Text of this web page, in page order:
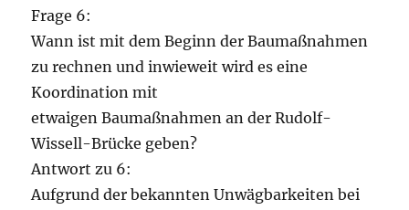
Frage 6:
Wann ist mit dem Beginn der Baumaßnahmen
zu rechnen und inwieweit wird es eine
Koordination mit
etwaigen Baumaßnahmen an der Rudolf-
Wissell-Brücke geben?
Antwort zu 6:
Aufgrund der bekannten Unwägbarkeiten bei